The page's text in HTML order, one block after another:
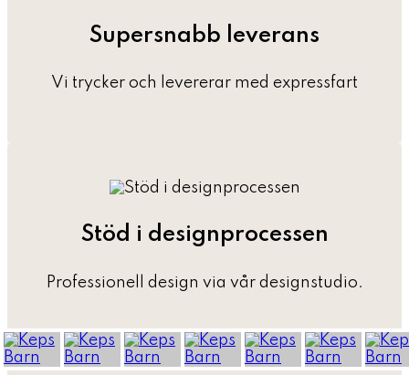
Supersnabb leverans
Vi trycker och levererar med expressfart
Stöd i designprocessen
Professionell design via vår designstudio.